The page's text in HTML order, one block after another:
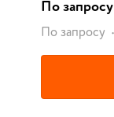
По запросу
По запросу